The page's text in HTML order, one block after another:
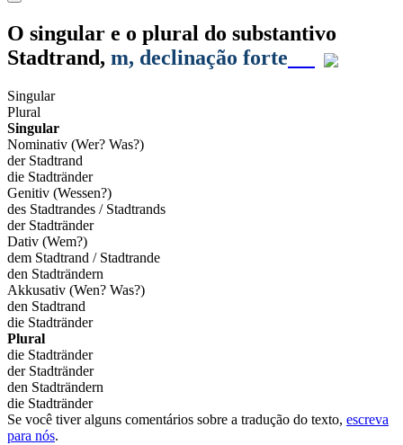
O singular e o plural do substantivo
Stadtrand, m, declinação forte
Singular
Plural
Singular
Nominativ (Wer? Was?)
der Stadtrand
die Stadtränder
Genitiv (Wessen?)
des Stadtrandes / Stadtrands
der Stadtränder
Dativ (Wem?)
dem Stadtrand / Stadtrande
den Stadträndern
Akkusativ (Wen? Was?)
den Stadtrand
die Stadtränder
Plural
die Stadtränder
der Stadtränder
den Stadträndern
die Stadtränder
Se você tiver alguns comentários sobre a tradução do texto, escreva
para nós.